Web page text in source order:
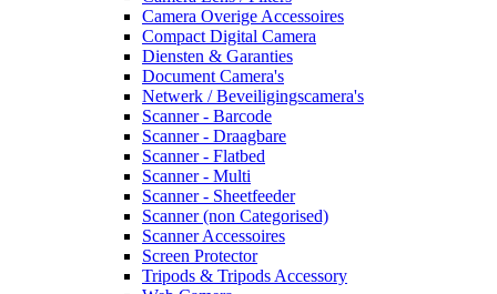
Camera Overige Accessoires
Compact Digital Camera
Diensten & Garanties
Document Camera's
Netwerk / Beveiligingscamera's
Scanner - Barcode
Scanner - Draagbare
Scanner - Flatbed
Scanner - Multi
Scanner - Sheetfeeder
Scanner (non Categorised)
Scanner Accessoires
Screen Protector
Tripods & Tripods Accessory